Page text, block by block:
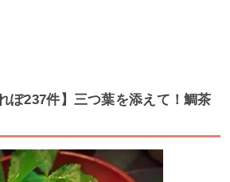
ぽ237件】三つ葉を添えて！鯛茶